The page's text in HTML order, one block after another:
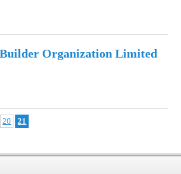
Organization Limited
20 21